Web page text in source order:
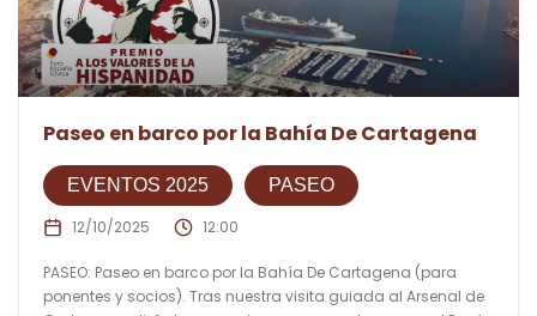
Paseo en barco por la Bahía De Cartagena
EVENTOS 2025 PASEO
12/10/2025 12:00
PASEO: Paseo en barco por la Bahía De Cartagena (para
ponentes y socios). Tras nuestra visita guiada al Arsenal de